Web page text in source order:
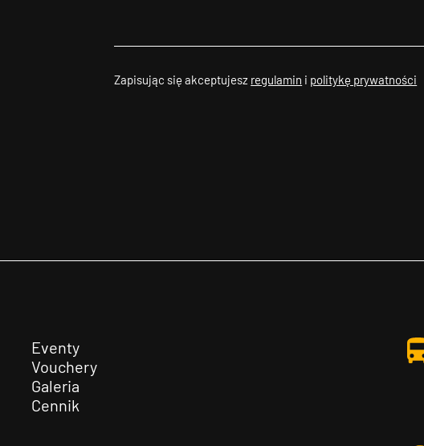
Zapisując się akceptujesz regulamin i politykę prywatności
Eventy
Vouchery
Galeria
Cennik